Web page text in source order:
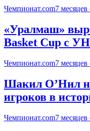
Чемпионат.com7 месяцев
«Уралмаш»
Basket Cup с
Чемпионат.com7 месяцев
Шакил О’Нил
игроков в
Чемпионат.com7 месяцев